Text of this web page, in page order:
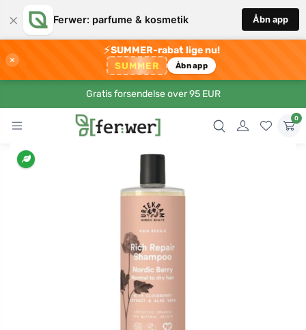
× Ferwer: parfume & kosmetik Åbn app
×
⚡SUMMER-rabat lige nu!
SUMMER Åbn app
Gratis forsendelse over 95 EUR
0